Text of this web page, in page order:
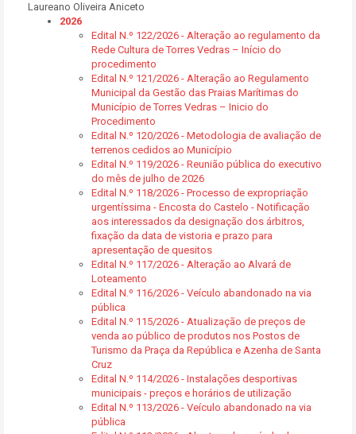
Laureano Oliveira Aniceto
2026
Edital N.º 122/2026 - Alteração ao regulamento da
Rede Cultura de Torres Vedras – Início do
procedimento
Edital N.º 121/2026 - Alteração ao Regulamento
Municipal da Gestão das Praias Marítimas do
Município de Torres Vedras – Inicio do
Procedimento
Edital N.º 120/2026 - Metodologia de avaliação de
terrenos cedidos ao Município
Edital N.º 119/2026 - Reunião pública do executivo
do mês de julho de 2026
Edital N.º 118/2026 - Processo de expropriação
urgentíssima - Encosta do Castelo - Notificação
aos interessados da designação dos árbitros,
fixação da data de vistoria e prazo para
apresentação de quesitos
Edital N.º 117/2026 - Alteração ao Alvará de
Loteamento
Edital N.º 116/2026 - Veículo abandonado na via
pública
Edital N.º 115/2026 - Atualização de preços de
venda ao público de produtos nos Postos de
Turismo da Praça da República e Azenha de Santa
Cruz
Edital N.º 114/2026 - Instalações desportivas
municipais - preços e horários de utilização
Edital N.º 113/2026 - Veículo abandonado na via
pública